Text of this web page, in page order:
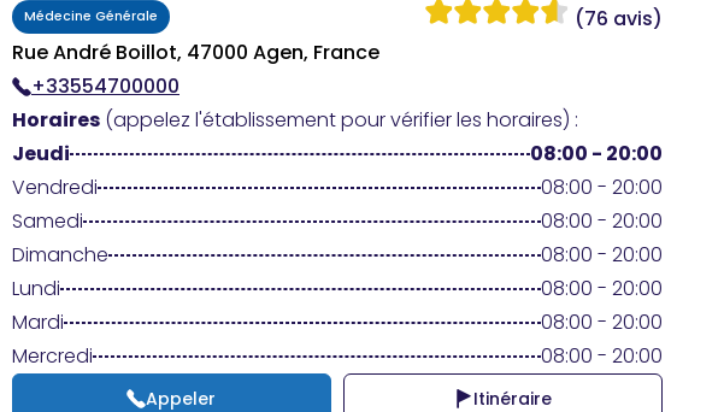
Médecine Générale
(76 avis)
Rue André Boillot, 47000 Agen, France
+33554700000
Horaires (appelez l'établissement pour vérifier les horaires) :
Jeudi
08:00 - 20:00
Vendredi
08:00 - 20:00
Samedi
08:00 - 20:00
Dimanche
08:00 - 20:00
Lundi
08:00 - 20:00
Mardi
08:00 - 20:00
Mercredi
08:00 - 20:00
Appeler Itinéraire